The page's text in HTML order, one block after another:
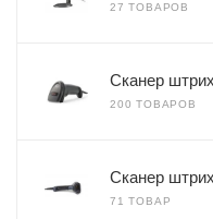
27 ТОВАРОВ
Сканер
200 ТОВАРОВ
Сканер
71 ТОВАР